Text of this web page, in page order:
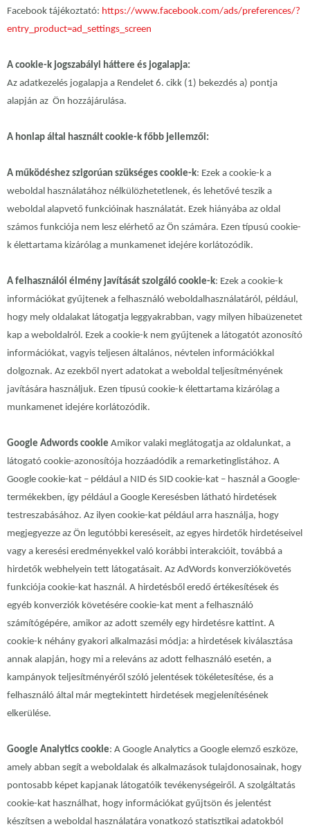
Facebook tájékoztató: https://www.facebook.com/ads/preferences/?
entry_product=ad_settings_screen
A cookie-k jogszabályi háttere és jogalapja:
Az adatkezelés jogalapja a Rendelet 6. cikk (1) bekezdés a) pontja
alapján az Ön hozzájárulása.
A honlap által használt cookie-k főbb jellemzői:
A működéshez szigorúan szükséges cookie-k: Ezek a cookie-k a
weboldal használatához nélkülözhetetlenek, és lehetővé teszik a
weboldal alapvető funkcióinak használatát. Ezek hiányába az oldal
számos funkciója nem lesz elérhető az Ön számára. Ezen típusú cookie-
k élettartama kizárólag a munkamenet idejére korlátozódik.
A felhasználói élmény javítását szolgáló cookie-k: Ezek a cookie-k
információkat gyűjtenek a felhasználó weboldalhasználatáról, például,
hogy mely oldalakat látogatja leggyakrabban, vagy milyen hibaüzenetet
kap a weboldalról. Ezek a cookie-k nem gyűjtenek a látogatót azonosító
információkat, vagyis teljesen általános, névtelen információkkal
dolgoznak. Az ezekből nyert adatokat a weboldal teljesítményének
javítására használjuk. Ezen típusú cookie-k élettartama kizárólag a
munkamenet idejére korlátozódik.
Google Adwords cookie Amikor valaki meglátogatja az oldalunkat, a
látogató cookie-azonosítója hozzáadódik a remarketinglistához. A
Google cookie-kat – például a NID és SID cookie-kat – használ a Google-
termékekben, így például a Google Keresésben látható hirdetések
testreszabásához. Az ilyen cookie-kat például arra használja, hogy
megjegyezze az Ön legutóbbi kereséseit, az egyes hirdetők hirdetéseivel
vagy a keresési eredményekkel való korábbi interakcióit, továbbá a
hirdetők webhelyein tett látogatásait. Az AdWords konverziókövetés
funkciója cookie-kat használ. A hirdetésből eredő értékesítések és
egyéb konverziók követésére cookie-kat ment a felhasználó
számítógépére, amikor az adott személy egy hirdetésre kattint. A
cookie-k néhány gyakori alkalmazási módja: a hirdetések kiválasztása
annak alapján, hogy mi a releváns az adott felhasználó esetén, a
kampányok teljesítményéről szóló jelentések tökéletesítése, és a
felhasználó által már megtekintett hirdetések megjelenítésének
elkerülése.
Google Analytics cookie: A Google Analytics a Google elemző eszköze,
amely abban segít a weboldalak és alkalmazások tulajdonosainak, hogy
pontosabb képet kapjanak látogatóik tevékenységeiről. A szolgáltatás
cookie-kat használhat, hogy információkat gyűjtsön és jelentést
készítsen a weboldal használatára vonatkozó statisztikai adatokból